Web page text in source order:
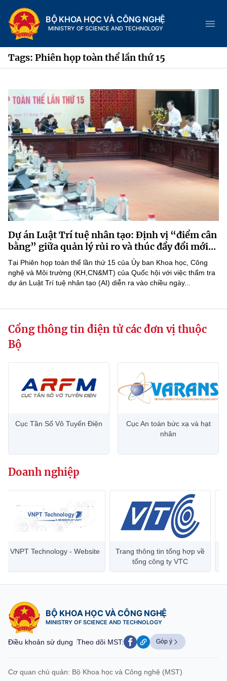
BỘ KHOA HỌC VÀ CÔNG NGHỆ
MINISTRY OF SCIENCE AND TECHNOLOGY
Danh mục
Trang chủ
Giới thiệu
Chức năng nhiệm vụ
Cơ cấu tổ chức
Lịch sử phát triển
Sở Khoa học và Công nghệ
Tin tức sự kiện
Khoa học và Công nghệ
Đổi mới sáng tạo
Chuyển đổi số
Bưu chính, Viễn thông
Năng lượng nguyên tử
Tin địa phương
Dịch vụ công
Hệ thống văn bản
Văn bản QPPL
Văn bản chỉ đạo điều hành
Lấy ý kiến người dân về dự thảo VBQPPL
MST IOFFICE
THỐNG KÊ
Khoa học và Công nghệ
Đổi mới sáng tạo
Chuyển đổi số
Sở hữu trí tuệ
Multimedia
Khác
Videos
Ảnh
Vietnamese
BỘ KHOA HỌC VÀ CÔNG NGHỆ
Góp ý
Chịu trách nhiệm nội dung: Nguyễn Thị Hải Hằng
Giám đốc Trung tâm Truyền thông Khoa học và Công nghệ.
Liên hệ
Địa chỉ: Ban Biên tập Cổng TTĐT - 18 Nguyễn Du, TP. Hà Nội
©2026 Bản quyền thuộc Bộ Khoa Học và Công Nghệ
Tags: Phiên họp toàn thể lần thứ 15
Dự án Luật Trí tuệ nhân tạo: Định vị “điểm cân
bằng” giữa quản lý rủi ro và thúc đẩy đổi mới...
Tại Phiên họp toàn thể lần thứ 15 của Ủy ban Khoa học, Công
nghệ và Môi trường (KH,CN&MT) của Quốc hội với việc thẩm tra
dự án Luật Trí tuệ nhân tạo (AI) diễn ra vào chiều ngày...
Cổng thông tin điện tử các đơn vị thuộc
Bộ
Cục Tần Số Vô Tuyến Điện
Cục An toàn bức xạ và hạt
nhân
Doanh nghiệp
- Website
Trang thông tin tổng hợp về
Viettel Group
BỘ KHOA HỌC VÀ CÔNG NGHỆ
MINISTRY OF SCIENCE AND TECHNOLOGY
Điều khoản sử dụng Theo dõi MST: Góp ý
Cơ quan chủ quản: Bộ Khoa học và Công nghệ (MST)